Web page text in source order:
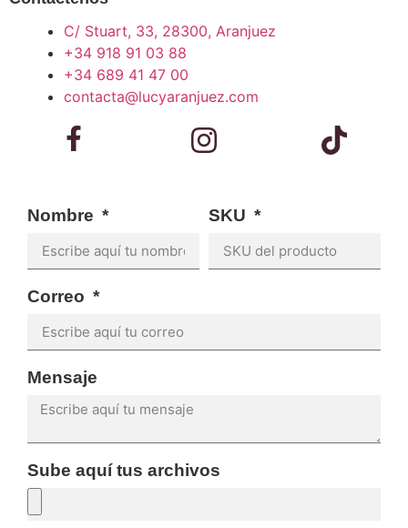
C/ Stuart, 33, 28300, Aranjuez
+34 918 91 03 88
+34 689 41 47 00
contacta@lucyaranjuez.com
Nombre SKU
Correo
Mensaje
Sube aquí tus archivos